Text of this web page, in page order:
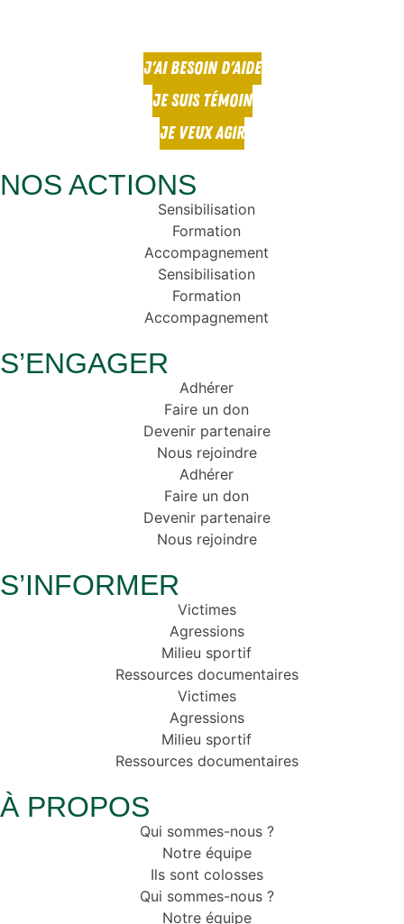
J'AI BESOIN D'AIDE
JE SUIS TÉMOIN
JE VEUX AGIR
NOS ACTIONS
Sensibilisation
Formation
Accompagnement
Sensibilisation
Formation
Accompagnement
S’ENGAGER
Adhérer
Faire un don
Devenir partenaire
Nous rejoindre
Adhérer
Faire un don
Devenir partenaire
Nous rejoindre
S’INFORMER
Victimes
Agressions
Milieu sportif
Ressources documentaires
Victimes
Agressions
Milieu sportif
Ressources documentaires
À PROPOS
Qui sommes-nous ?
Notre équipe
Ils sont colosses
Qui sommes-nous ?
Notre équipe